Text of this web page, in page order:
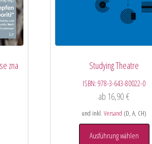
zna
Studying Theatre
ISBN:978-3-643-80022-0
ab 16,90€
und inkl.Versand (D, A, CH)
Ausführung wählen